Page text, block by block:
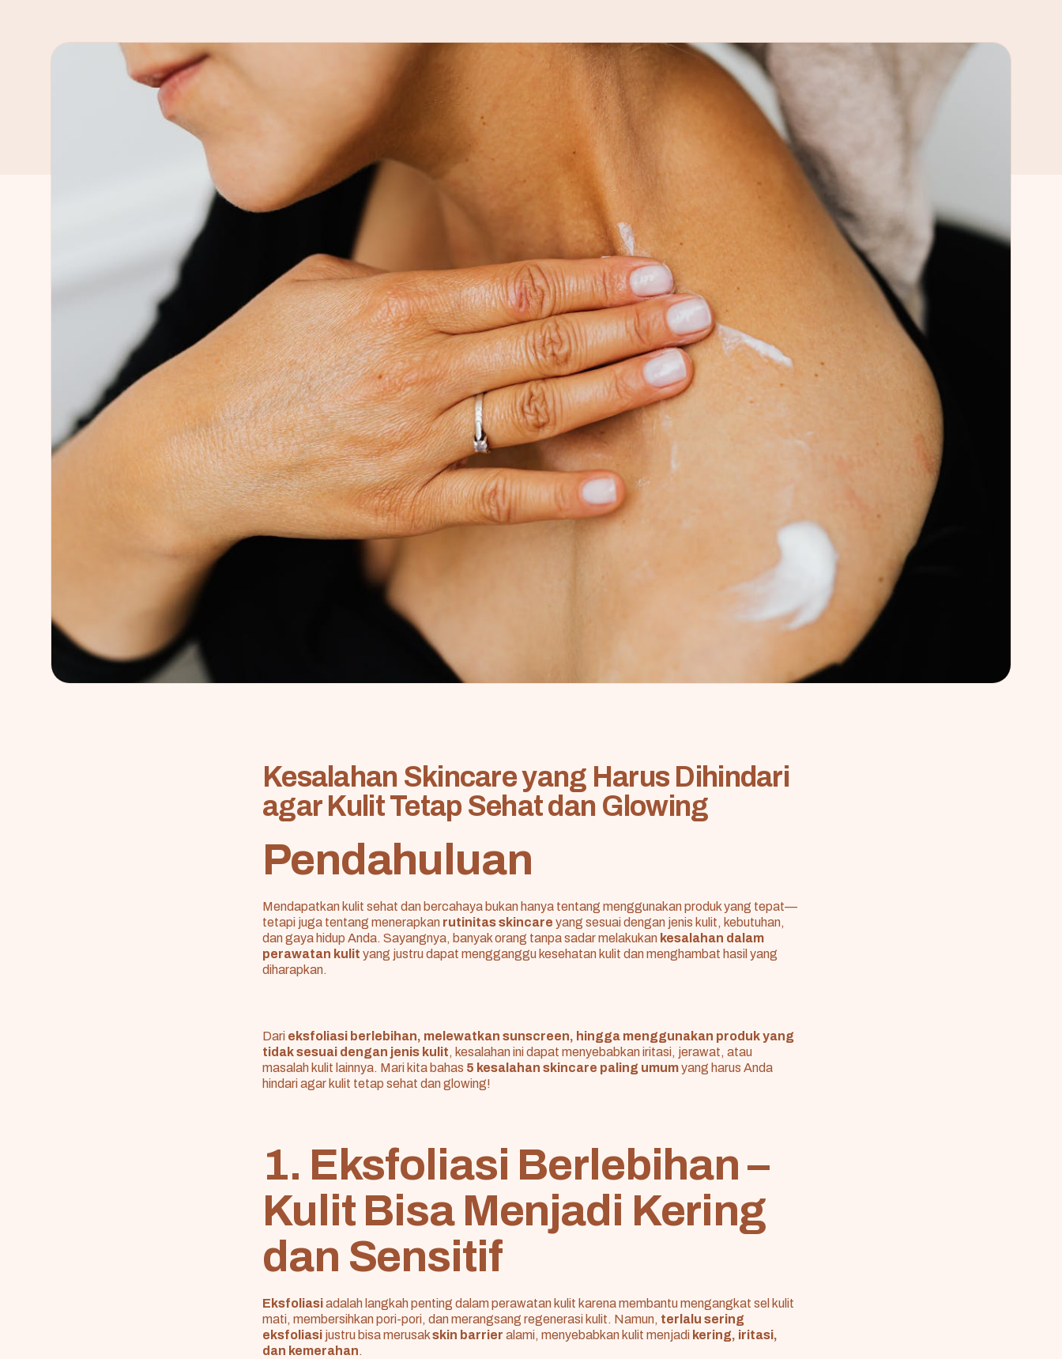
Kesalahan Skincare yang Harus Dihindari
agar Kulit Tetap Sehat dan Glowing
Pendahuluan
Mendapatkan kulit sehat dan bercahaya bukan hanya tentang menggunakan produk yang tepat—
tetapi juga tentang menerapkan rutinitas skincare yang sesuai dengan jenis kulit, kebutuhan,
dan gaya hidup Anda. Sayangnya, banyak orang tanpa sadar melakukan kesalahan dalam
perawatan kulit yang justru dapat mengganggu kesehatan kulit dan menghambat hasil yang
diharapkan.
Dari eksfoliasi berlebihan, melewatkan sunscreen, hingga menggunakan produk yang
tidak sesuai dengan jenis kulit, kesalahan ini dapat menyebabkan iritasi, jerawat, atau
masalah kulit lainnya. Mari kita bahas 5 kesalahan skincare paling umumyang harus Anda
hindari agar kulit tetap sehat dan glowing!
1. Eksfoliasi Berlebihan –
Kulit Bisa Menjadi Kering
dan Sensitif
Eksfoliasiadalah langkah penting dalam perawatan kulit karena membantu mengangkat sel kulit
mati, membersihkan pori-pori, dan merangsang regenerasi kulit. Namun, terlalu sering
eksfoliasi justru bisa merusakskin barrier alami, menyebabkan kulit menjadi kering, iritasi,
dan kemerahan.